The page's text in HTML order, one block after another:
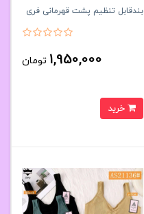
بندقابل تنظیم پشت قهرمانی فری
سایز کد LV01کد۲۰۲۰۸۰👙 بسته 6
1,950,000 تومان